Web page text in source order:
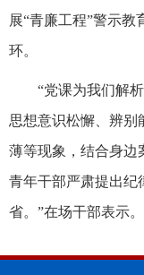
展“青廉工程”警示教
环。
“党课为我们解
思想意识松懈、辨别
薄等现象，结合身边
青年干部严肃提出纪
省。”在场干部表示